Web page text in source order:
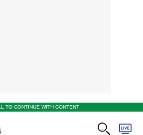
TO CONTINUE WITH CONTENT